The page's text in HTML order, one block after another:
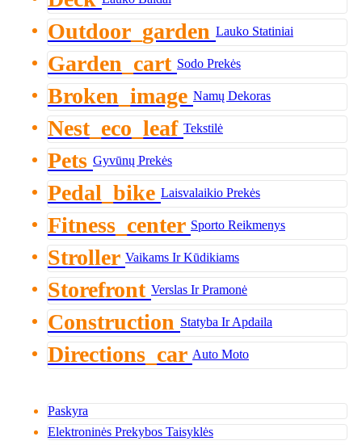
Outdoor_garden Lauko Statiniai
Garden_cart Sodo Prekės
Broken_image Namų Dekoras
Nest_eco_leaf Tekstilė
Pets Gyvūnų Prekės
Pedal_bike Laisvalaikio Prekės
Fitness_center Sporto Reikmenys
Stroller Vaikams Ir Kūdikiams
Storefront Verslas Ir Pramonė
Construction Statyba Ir Apdaila
Directions_car Auto Moto
Paskyra
Elektroninės Prekybos Taisyklės